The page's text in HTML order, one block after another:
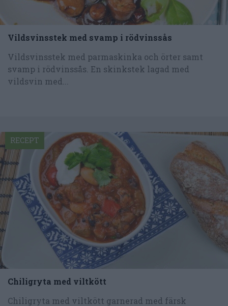
Vildsvinsstek med svamp i rödvinssås
Vildsvinsstek med parmaskinka och örter samt
svamp i rödvinssås. En skinkstek lagad med
vildsvin med...
Chiligryta med viltkött
Chiligryta med viltkött garnerad med färsk
RECEPT